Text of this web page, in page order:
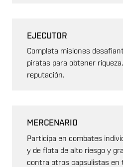
EJECUTOR
Completa misiones
piratas para obtener
reputación.
MERCENARIO
Participa en combates
y de flota de alto riesgo y
contra otros capsulistas en